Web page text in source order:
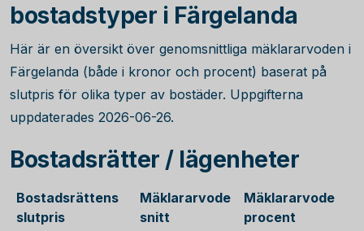
bostadstyper i Färgelanda
Här är en översikt över genomsnittliga mäklararvoden i
Färgelanda (både i kronor och procent) baserat på
slutpris för olika typer av bostäder. Uppgifterna
uppdaterades 2026-06-26.
Bostadsrätter / lägenheter
Bostadsrättens
slutpris
Mäklararvode
snitt
Mäklararvode
procent